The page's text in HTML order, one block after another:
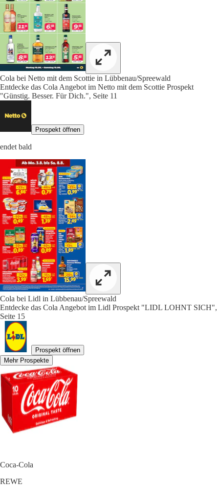
Cola bei Netto mit dem Scottie in Lübbenau/Spreewald
Entdecke das Cola Angebot im Netto mit dem Scottie Prospekt
"Günstig. Besser. Für Dich.", Seite 11
Prospekt öffnen
endet bald
Cola bei Lidl in Lübbenau/Spreewald
Entdecke das Cola Angebot im Lidl Prospekt "LIDL LOHNT SICH",
Seite 15
Prospekt öffnen
Mehr Prospekte
Coca-Cola
REWE